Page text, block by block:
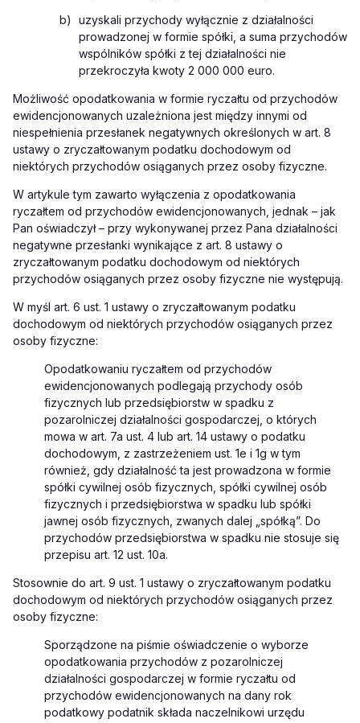
b)
uzyskali przychody wyłącznie z działalności
prowadzonej w formie spółki, a suma przychodów
wspólników spółki z tej działalności nie
przekroczyła kwoty 2 000 000 euro.
Możliwość opodatkowania w formie ryczałtu od przychodów
ewidencjonowanych uzależniona jest między innymi od
niespełnienia przesłanek negatywnych określonych w art. 8
ustawy o zryczałtowanym podatku dochodowym od
niektórych przychodów osiąganych przez osoby fizyczne.
W artykule tym zawarto wyłączenia z opodatkowania
ryczałtem od przychodów ewidencjonowanych, jednak – jak
Pan oświadczył – przy wykonywanej przez Pana działalności
negatywne przesłanki wynikające z art. 8 ustawy o
zryczałtowanym podatku dochodowym od niektórych
przychodów osiąganych przez osoby fizyczne nie występują.
W myśl art. 6 ust. 1 ustawy o zryczałtowanym podatku
dochodowym od niektórych przychodów osiąganych przez
osoby fizyczne:
Opodatkowaniu ryczałtem od przychodów
ewidencjonowanych podlegają przychody osób
fizycznych lub przedsiębiorstw w spadku z
pozarolniczej działalności gospodarczej, o których
mowa w art. 7a ust. 4 lub art. 14 ustawy o podatku
dochodowym, z zastrzeżeniem ust. 1e i 1g w tym
również, gdy działalność ta jest prowadzona w formie
spółki cywilnej osób fizycznych, spółki cywilnej osób
fizycznych i przedsiębiorstwa w spadku lub spółki
jawnej osób fizycznych, zwanych dalej „spółką”. Do
przychodów przedsiębiorstwa w spadku nie stosuje się
przepisu art. 12 ust. 10a.
Stosownie do art. 9 ust. 1 ustawy o zryczałtowanym podatku
dochodowym od niektórych przychodów osiąganych przez
osoby fizyczne:
Sporządzone na piśmie oświadczenie o wyborze
opodatkowania przychodów z pozarolniczej
działalności gospodarczej w formie ryczałtu od
przychodów ewidencjonowanych na dany rok
podatkowy podatnik składa naczelnikowi urzędu